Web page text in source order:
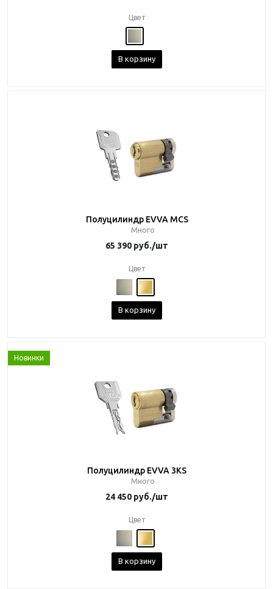
Цвет
В корзину
Полуцилиндр EVVA MCS
Много
65 390 руб./шт
Цвет
В корзину
Новинки
Полуцилиндр EVVA 3KS
Много
24 450 руб./шт
Цвет
В корзину